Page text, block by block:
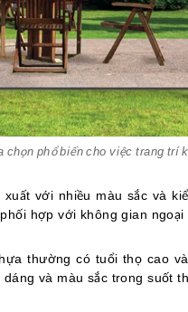
phổ biến cho việc trang trí
với nhiều màu sắc và
hợp với không gian ngoại
thường có tuổi thọ cao
và màu sắc trong suốt